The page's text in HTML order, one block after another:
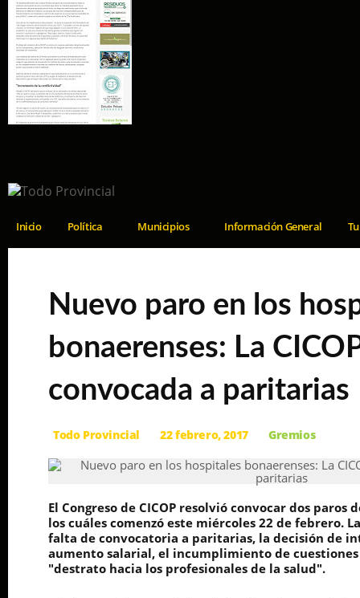
Inicio Política Municipios Información General
Nuevo paro en los
bonaerenses: La
convocada a paritarias
Todo Provincial 22 febrero, 2017 Gremios
El Congreso de CICOP resolvió convocar dos paros
los cuáles comenzó este miércoles 22 de febrero.
falta de convocatoria a paritarias, la decisión de
aumento salarial, el incumplimiento de cuestiones
"destrato hacia los profesionales de la salud".